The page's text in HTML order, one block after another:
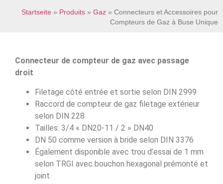
Startseite » Produits » Gaz » Connecteurs et Accessoires pour
Compteurs de Gaz à Buse Unique
Connecteur de compteur de gaz avec passage
droit
Filetage côté entrée et sortie selon DIN 2999
Raccord de compteur de gaz filetage extérieur
selon DIN 228
Tailles: 3/4 « DN20-11 / 2 » DN40
DN 50 comme version à bride selon DIN 3376
Également disponible avec trou d’essai de 1 mm
selon TRGI avec bouchon hexagonal prémonté et
joint